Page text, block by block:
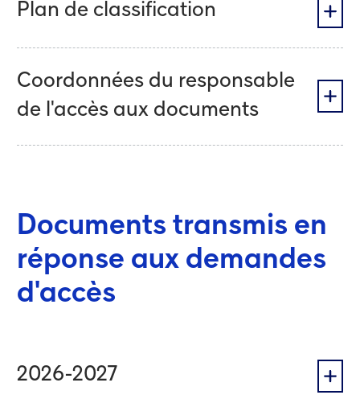
Plan de classification
Coordonnées du responsable
de l'accès aux documents
Documents transmis en
réponse aux demandes
d'accès
2026-2027